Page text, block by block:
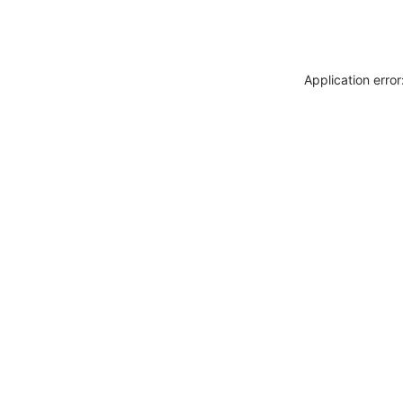
Application